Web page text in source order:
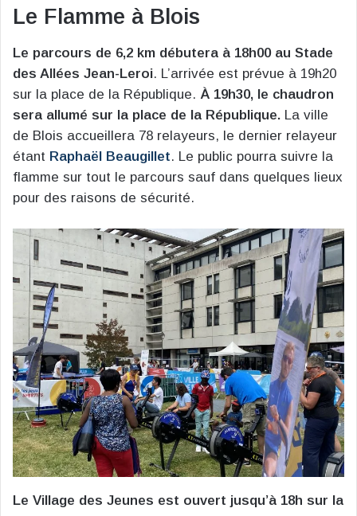
Le Flamme à Blois
Le parcours de 6,2 km débutera à 18h00 au Stade
des Allées Jean-Leroi. L’arrivée est prévue à 19h20
sur la place de la République. À 19h30, le chaudron
sera allumé sur la place de la République. La ville
de Blois accueillera 78 relayeurs, le dernier relayeur
étant Raphaël Beaugillet. Le public pourra suivre la
flamme sur tout le parcours sauf dans quelques lieux
pour des raisons de sécurité.
Le Village des Jeunes est ouvert jusqu’à 18h sur la